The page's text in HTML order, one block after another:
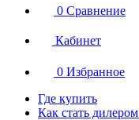
0 Сравнение
Кабинет
0 Избранное
Где купить
Как стать дилером